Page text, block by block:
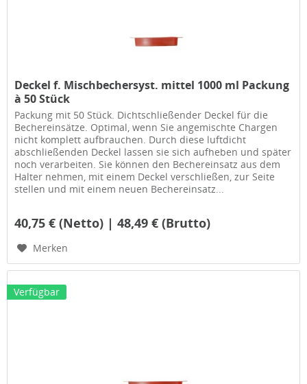
Deckel f. Mischbechersyst. mittel 1000 ml Packung
à 50 Stück
Packung mit 50 Stück. Dichtschließender Deckel für die
Bechereinsätze. Optimal, wenn Sie angemischte Chargen
nicht komplett aufbrauchen. Durch diese luftdicht
abschließenden Deckel lassen sie sich aufheben und später
noch verarbeiten. Sie können den Bechereinsatz aus dem
Halter nehmen, mit einem Deckel verschließen, zur Seite
stellen und mit einem neuen Bechereinsatz...
40,75 € (Netto) | 48,49 € (Brutto)
Merken
Verfügbar